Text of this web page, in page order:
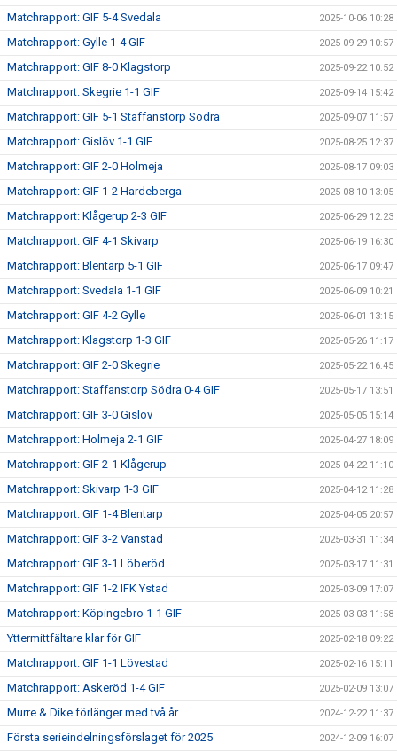
Matchrapport: GIF 5-4 Svedala 2025-10-06 10:28
Matchrapport: Gylle 1-4 GIF 2025-09-29 10:57
Matchrapport: GIF 8-0 Klagstorp 2025-09-22 10:52
Matchrapport: Skegrie 1-1 GIF 2025-09-14 15:42
Matchrapport: GIF 5-1 Staffanstorp Södra 2025-09-07 11:57
Matchrapport: Gislöv 1-1 GIF 2025-08-25 12:37
Matchrapport: GIF 2-0 Holmeja 2025-08-17 09:03
Matchrapport: GIF 1-2 Hardeberga 2025-08-10 13:05
Matchrapport: Klågerup 2-3 GIF 2025-06-29 12:23
Matchrapport: GIF 4-1 Skivarp 2025-06-19 16:30
Matchrapport: Blentarp 5-1 GIF 2025-06-17 09:47
Matchrapport: Svedala 1-1 GIF 2025-06-09 10:21
Matchrapport: GIF 4-2 Gylle 2025-06-01 13:15
Matchrapport: Klagstorp 1-3 GIF 2025-05-26 11:17
Matchrapport: GIF 2-0 Skegrie 2025-05-22 16:45
Matchrapport: Staffanstorp Södra 0-4 GIF 2025-05-17 13:51
Matchrapport: GIF 3-0 Gislöv 2025-05-05 15:14
Matchrapport: Holmeja 2-1 GIF 2025-04-27 18:09
Matchrapport: GIF 2-1 Klågerup 2025-04-22 11:10
Matchrapport: Skivarp 1-3 GIF 2025-04-12 11:28
Matchrapport: GIF 1-4 Blentarp 2025-04-05 20:57
Matchrapport: GIF 3-2 Vanstad 2025-03-31 11:34
Matchrapport: GIF 3-1 Löberöd 2025-03-17 11:31
Matchrapport: GIF 1-2 IFK Ystad 2025-03-09 17:07
Matchrapport: Köpingebro 1-1 GIF 2025-03-03 11:58
Yttermittfältare klar för GIF 2025-02-18 09:22
Matchrapport: GIF 1-1 Lövestad 2025-02-16 15:11
Matchrapport: Askeröd 1-4 GIF 2025-02-09 13:07
Murre & Dike förlänger med två år 2024-12-22 11:37
Första serieindelningsförslaget för 2025 2024-12-09 16:07